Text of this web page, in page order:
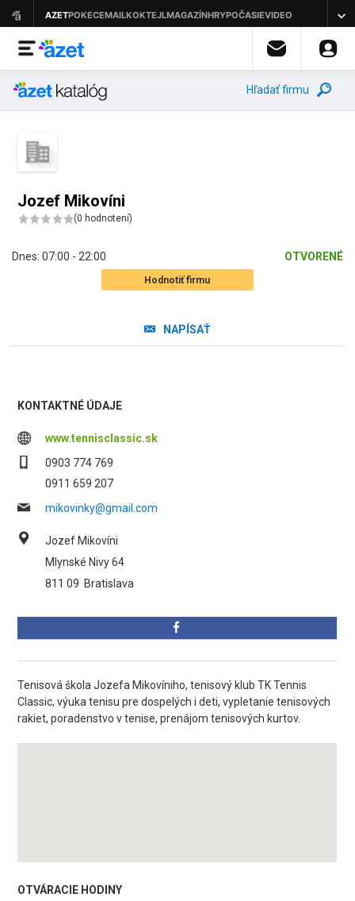
Hľadať firmu
Jozef Mikovíni
(0 hodnotení)
Dnes: 07:00 - 22:00 OTVORENÉ
Hodnotiť firmu
NAPÍSAŤ
KONTAKTNÉ ÚDAJE
www.tennisclassic.sk
0903 774 769
0911 659 207
mikovinky@gmail.com
Jozef Mikovíni
Mlynské Nivy 64
811 09 Bratislava
Tenisová škola Jozefa Mikovíniho, tenisový klub TK Tennis
Classic, výuka tenisu pre dospelých i deti, vypletanie tenisových
rakiet, poradenstvo v tenise, prenájom tenisových kurtov.
OTVÁRACIE HODINY